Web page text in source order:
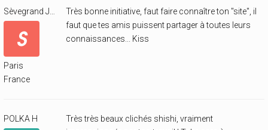
Paris
France
Très bonne initiative, faut faire connaître ton "site", il
faut que tes amis puissent partager à toutes leurs
connaissances... Kiss
POLKA H
Très très beaux clichés shishi, vraiment